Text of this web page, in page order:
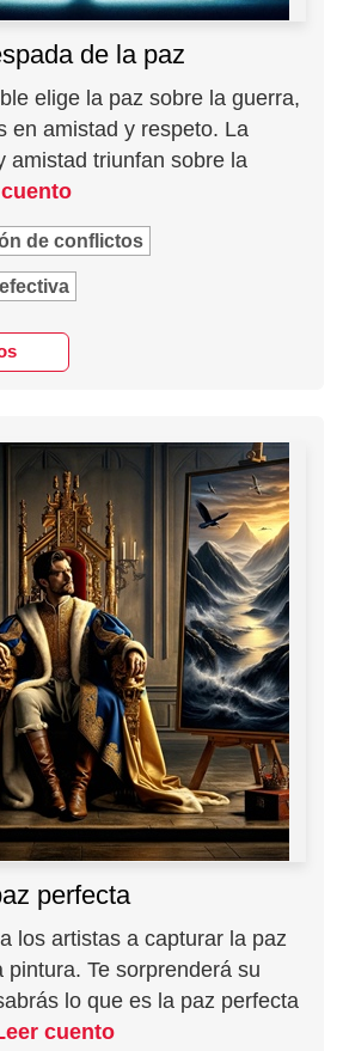
de la paz
elige la paz sobre la guerra,
en amistad y respeto. La
amistad triunfan sobre la
de conflictos
perfecta
los artistas a capturar la paz
pintura. Te sorprenderá su
lo que es la paz perfecta
cuento